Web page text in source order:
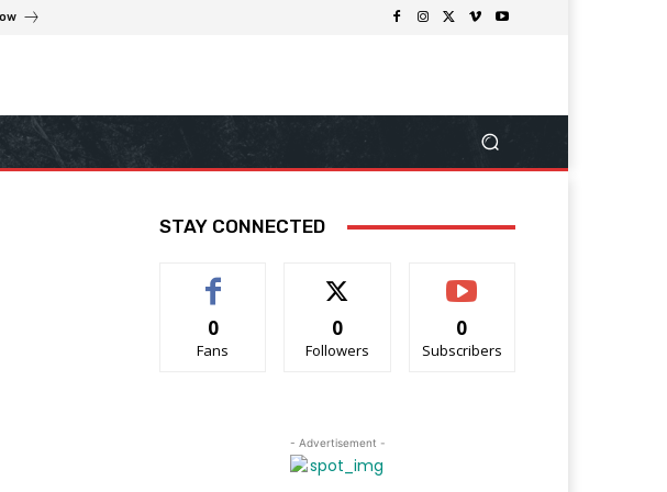
STAY CONNECTED
0
Fans
0
Followers
0
Subscribers
- Advertisement -